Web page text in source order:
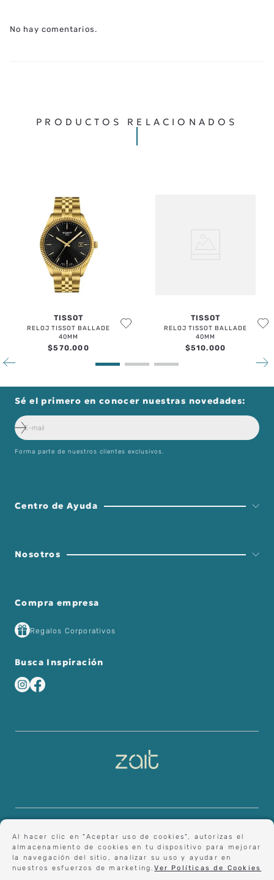
Al hacer clic en "Aceptar uso de cookies", autorizas el
almacenamiento de cookies en tu dispositivo para mejorar
la navegación del sitio, analizar su uso y ayudar en
nuestros esfuerzos de marketing.Ver Políticas de Cookies
TU UBICACIÓN
ESCRIBE UN COMENTARIO
No hay comentarios.
PRODUCTOS RELACIONADOS
TISSOT
RELOJ TISSOT BALLADE
40MM
$570.000
TISSOT
RELOJ TISSOT BALLADE
40MM
$510.000
Sé el primero en conocer nuestras novedades:
Forma parte de nuestros clientes exclusivos.
Centro de Ayuda
Nosotros
Compra empresa
Regalos Corporativos
Busca Inspiración